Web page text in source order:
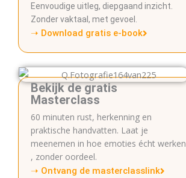
Eenvoudige uitleg, diepgaand inzicht.
Zonder vaktaal, met gevoel.
➝ Download gratis e-book
Bekijk de gratis
Masterclass
60 minuten rust, herkenning en
praktische handvatten. Laat je
meenemen in hoe emoties écht werken
, zonder oordeel.
➝ Ontvang de masterclasslink